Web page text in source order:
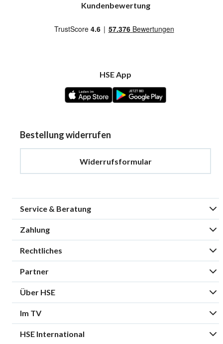
Kundenbewertung
HSE App
Bestellung widerrufen
Widerrufsformular
Service & Beratung
Zahlung
Rechtliches
Partner
Über HSE
Im TV
HSE International